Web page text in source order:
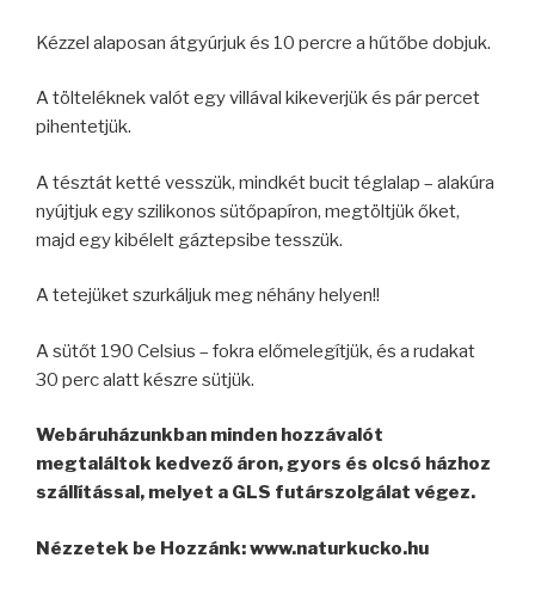
Kézzel alaposan átgyúrjuk és 10 percre a hűtőbe dobjuk.
A tölteléknek valót egy villával kikeverjük és pár percet
pihentetjük.
A tésztát ketté vesszük, mindkét bucit téglalap – alakúra
nyújtjuk egy szilikonos sütőpapíron, megtöltjük őket,
majd egy kibélelt gáztepsibe tesszük.
A tetejüket szurkáljuk meg néhány helyen!!
A sütőt 190 Celsius – fokra előmelegítjük, és a rudakat
30 perc alatt készre sütjük.
Webáruházunkban minden hozzávalót
megtaláltok kedvező áron, gyors és olcsó házhoz
szállítással, melyet a GLS futárszolgálat végez.
Nézzetek be Hozzánk: www.naturkucko.hu